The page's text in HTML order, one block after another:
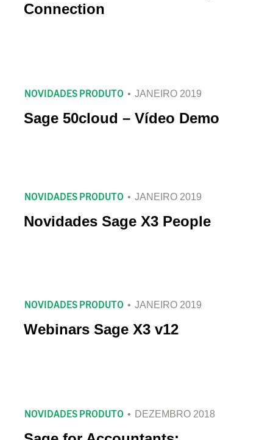
Connection
NOVIDADES PRODUTO JANEIRO 2019
Sage 50cloud – Vídeo Demo
NOVIDADES PRODUTO JANEIRO 2019
Novidades Sage X3 People
NOVIDADES PRODUTO JANEIRO 2019
Webinars Sage X3 v12
NOVIDADES PRODUTO DEZEMBRO 2018